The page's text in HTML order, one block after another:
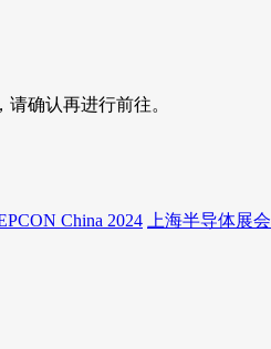
确认再进行前往。
China 2024 上海半导体展会